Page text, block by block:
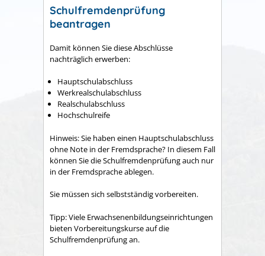
Schulfremdenprüfung
beantragen
Damit können Sie diese Abschlüsse
nachträglich erwerben:
Hauptschulabschluss
Werkrealschulabschluss
Realschulabschluss
Hochschulreife
Hinweis:Sie haben einen Hauptschulabschluss
ohne Note in der Fremdsprache? In diesem Fall
können Sie die Schulfremdenprüfung auch nur
in der Fremdsprache ablegen.
Sie müssen sich selbstständig vorbereiten.
Tipp:Viele Erwachsenenbildungseinrichtungen
bieten Vorbereitungskurse auf die
Schulfremdenprüfung an.